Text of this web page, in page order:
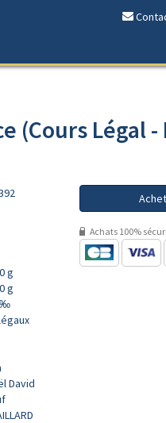
(Cours Légal -
g
g
David
Achats 100%